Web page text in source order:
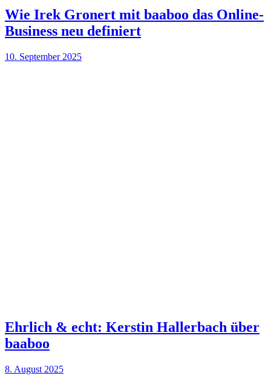
Wie Irek Gronert mit baaboo das Online-
Business neu definiert
10. September 2025
Ehrlich & echt: Kerstin Hallerbach über
baaboo
8. August 2025